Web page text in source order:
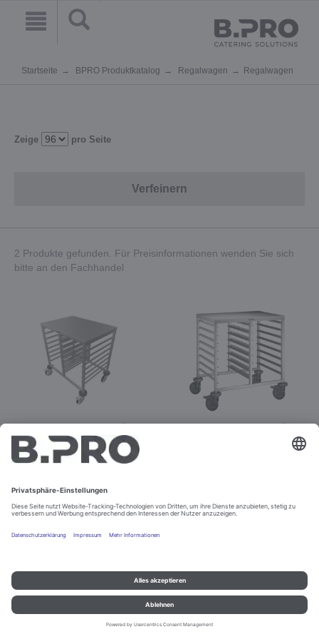
Startseite BPRO Produktkatalog Regalwagen Regalwagen
Zeige pro Seite
Verfeinern
2 Produkte gefunden. Für Preisinformationen wenden Sie sich
bitte an den Fachhandel
RWRA 852
Konfigurieren
Impressum und Datenschutz Kontakt
© B.PRO Catering Solutions 2022